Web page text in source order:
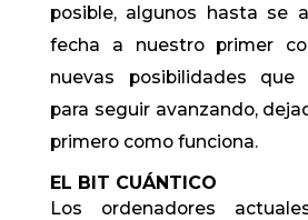
posible, algunos hasta se
fecha a nuestro primer
nuevas posibilidades que
para seguir avanzando,
primero como funciona.
EL BIT CUÁNTICO
Los ordenadores